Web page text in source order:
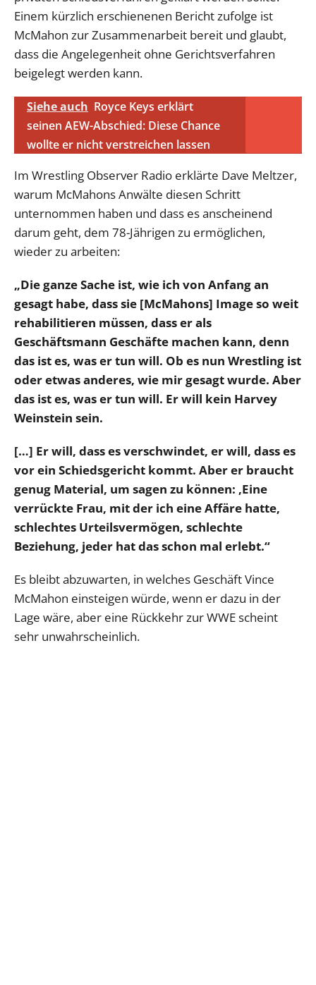
Einem kürzlich erschienenen Bericht zufolge ist
McMahon zur Zusammenarbeit bereit und glaubt,
dass die Angelegenheit ohne Gerichtsverfahren
beigelegt werden kann.
Siehe auch Royce Keys erklärt
seinen AEW-Abschied: Diese Chance
wollte er nicht verstreichen lassen
Im Wrestling Observer Radio erklärte Dave Meltzer,
warum McMahons Anwälte diesen Schritt
unternommen haben und dass es anscheinend
darum geht, dem 78-Jährigen zu ermöglichen,
wieder zu arbeiten:
„Die ganze Sache ist, wie ich von Anfang an
gesagt habe, dass sie [McMahons] Image so weit
rehabilitieren müssen, dass er als
Geschäftsmann Geschäfte machen kann, denn
das ist es, was er tun will. Ob es nun Wrestling ist
oder etwas anderes, wie mir gesagt wurde. Aber
das ist es, was er tun will. Er will kein Harvey
Weinstein sein.
[…] Er will, dass es verschwindet, er will, dass es
vor ein Schiedsgericht kommt. Aber er braucht
genug Material, um sagen zu können: ‚Eine
verrückte Frau, mit der ich eine Affäre hatte,
schlechtes Urteilsvermögen, schlechte
Beziehung, jeder hat das schon mal erlebt.“
Es bleibt abzuwarten, in welches Geschäft Vince
McMahon einsteigen würde, wenn er dazu in der
Lage wäre, aber eine Rückkehr zur WWE scheint
sehr unwahrscheinlich.